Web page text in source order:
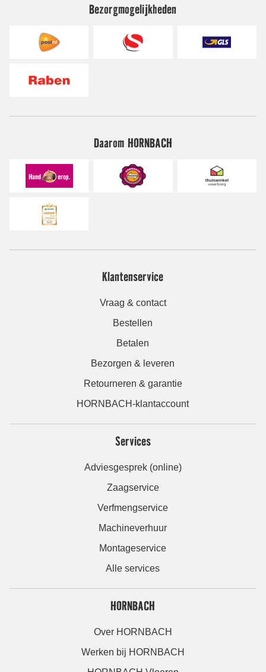
Bezorgmogelijkheden
Daarom HORNBACH
Klantenservice
Vraag & contact
Bestellen
Betalen
Bezorgen & leveren
Retourneren & garantie
HORNBACH-klantaccount
Services
Adviesgesprek (online)
Zaagservice
Verfmengservice
Machineverhuur
Montageservice
Alle services
HORNBACH
Over HORNBACH
Werken bij HORNBACH